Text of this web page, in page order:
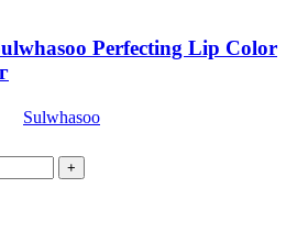
Perfecting Lip Color
Sulwhasoo